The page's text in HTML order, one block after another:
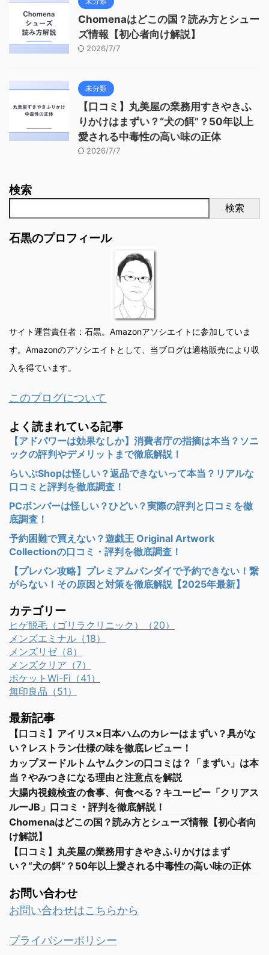
Chomenaはどこの国？読み方とシュー
ズ情報【初心者向け解説】
2026/7/7
未分類
【口コミ】丸美屋の業務用すきやきふ
りかけはまずい？“犬の餌”？50年以上
愛される中毒性の高い味の正体
2026/7/7
検索
検索
石黒のプロフィール
サイト運営責任者：石黒。Amazonアソシエイトに参加していま
す。Amazonのアソシエイトとして、当ブログは適格販売により収
入を得ています。
このブログについて
よく読まれている記事
【アドパワーは効果なしか】消費者庁の指摘は本当？ソニ
ックの評判やデメリットまで徹底解説！
らいぶShopは怪しい？返品できないって本当？リアルな
口コミと評判を徹底調査！
PCボンバーは怪しい？ひどい？実際の評判と口コミを徹
底調査！
予約困難で買えない？遊戯王 Original Artwork
Collectionの口コミ・評判を徹底調査！
【プレバン攻略】プレミアムバンダイで予約できない！繋
がらない！その原因と対策を徹底解説【2025年最新】
カテゴリー
ヒゲ脱毛（ゴリラクリニック）（20）
メンズエミナル（18）
メンズリゼ（8）
メンズクリア（7）
ポケットWi-Fi（41）
無印良品（51）
最新記事
【口コミ】アイリス×日本ハムのカレーはまずい？具がな
い？レストラン仕様の味を徹底レビュー！
カップヌードルトムヤムクンの口コミは？「まずい」は本
当？やみつきになる理由と注意点を解説
大腸内視鏡検査の食事、何食べる？キユーピー「クリアス
ルーJB」口コミ・評判を徹底解説！
Chomenaはどこの国？読み方とシューズ情報【初心者向
け解説】
【口コミ】丸美屋の業務用すきやきふりかけはまず
い？“犬の餌”？50年以上愛される中毒性の高い味の正体
お問い合わせ
お問い合わせはこちらから
プライバシーポリシー